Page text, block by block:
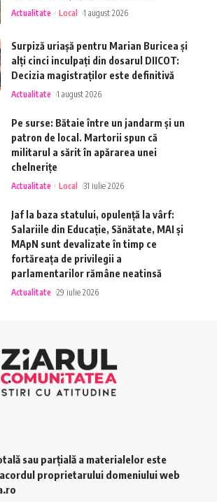
Actualitate Local 1 august 2026
Surpiză uriașă pentru Marian Buricea și
alți cinci inculpați din dosarul DIICOT:
Decizia magistraților este definitivă
Actualitate 1 august 2026
Pe surse: Bătaie între un jandarm și un
patron de local. Martorii spun că
militarul a sărit în apărarea unei
chelnerițe
Actualitate Local 31 iulie 2026
Jaf la baza statului, opulență la vârf:
Salariile din Educație, Sănătate, MAI și
MApN sunt devalizate în timp ce
fortăreața de privilegii a
parlamentarilor rămâne neatinsă
Actualitate 29 iulie 2026
sau parțială a materialelor este
acordul proprietarului domeniului web